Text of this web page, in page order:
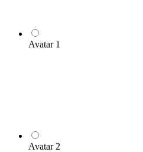
Avatar 1
Avatar 2